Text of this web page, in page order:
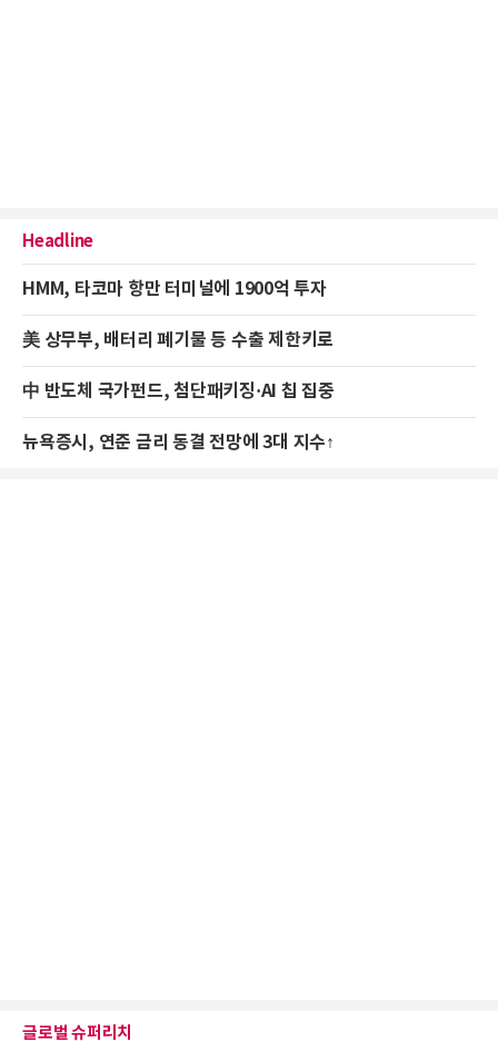
Headline
HMM, 타코마 항만 터미널에 1900억 투자
美 상무부, 배터리 폐기물 등 수출 제한키로
中 반도체 국가펀드, 첨단패키징·AI 칩 집중
뉴욕증시, 연준 금리 동결 전망에 3대 지수↑
글로벌 슈퍼리치